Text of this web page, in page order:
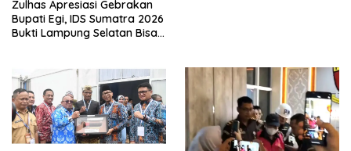
Zulhas Apresiasi Gebrakan
Bupati Egi, IDS Sumatra 2026
Bukti Lampung Selatan Bisa